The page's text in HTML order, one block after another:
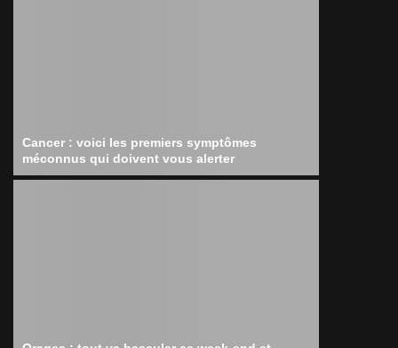
Cancer : voici les premiers symptômes
méconnus qui doivent vous alerter